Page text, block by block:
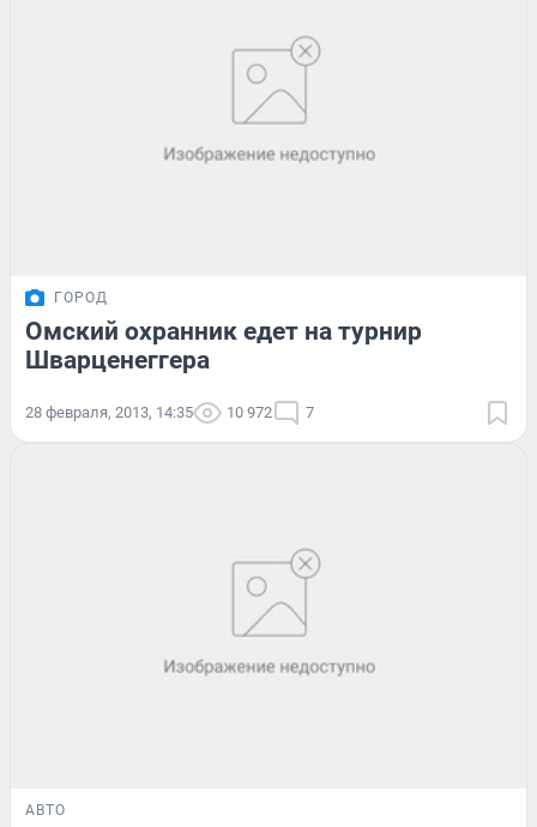
ГОРОД
Омский охранник едет на турнир
Шварценеггера
28 февраля, 2013, 14:35 10 972 7
АВТО